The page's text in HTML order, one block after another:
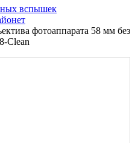
вспышек
фотоаппарата 58 мм без
Clean